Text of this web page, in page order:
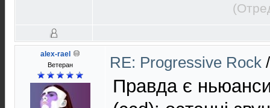
alex-rael
Ветеран RE: Progressive Rock
Правда є